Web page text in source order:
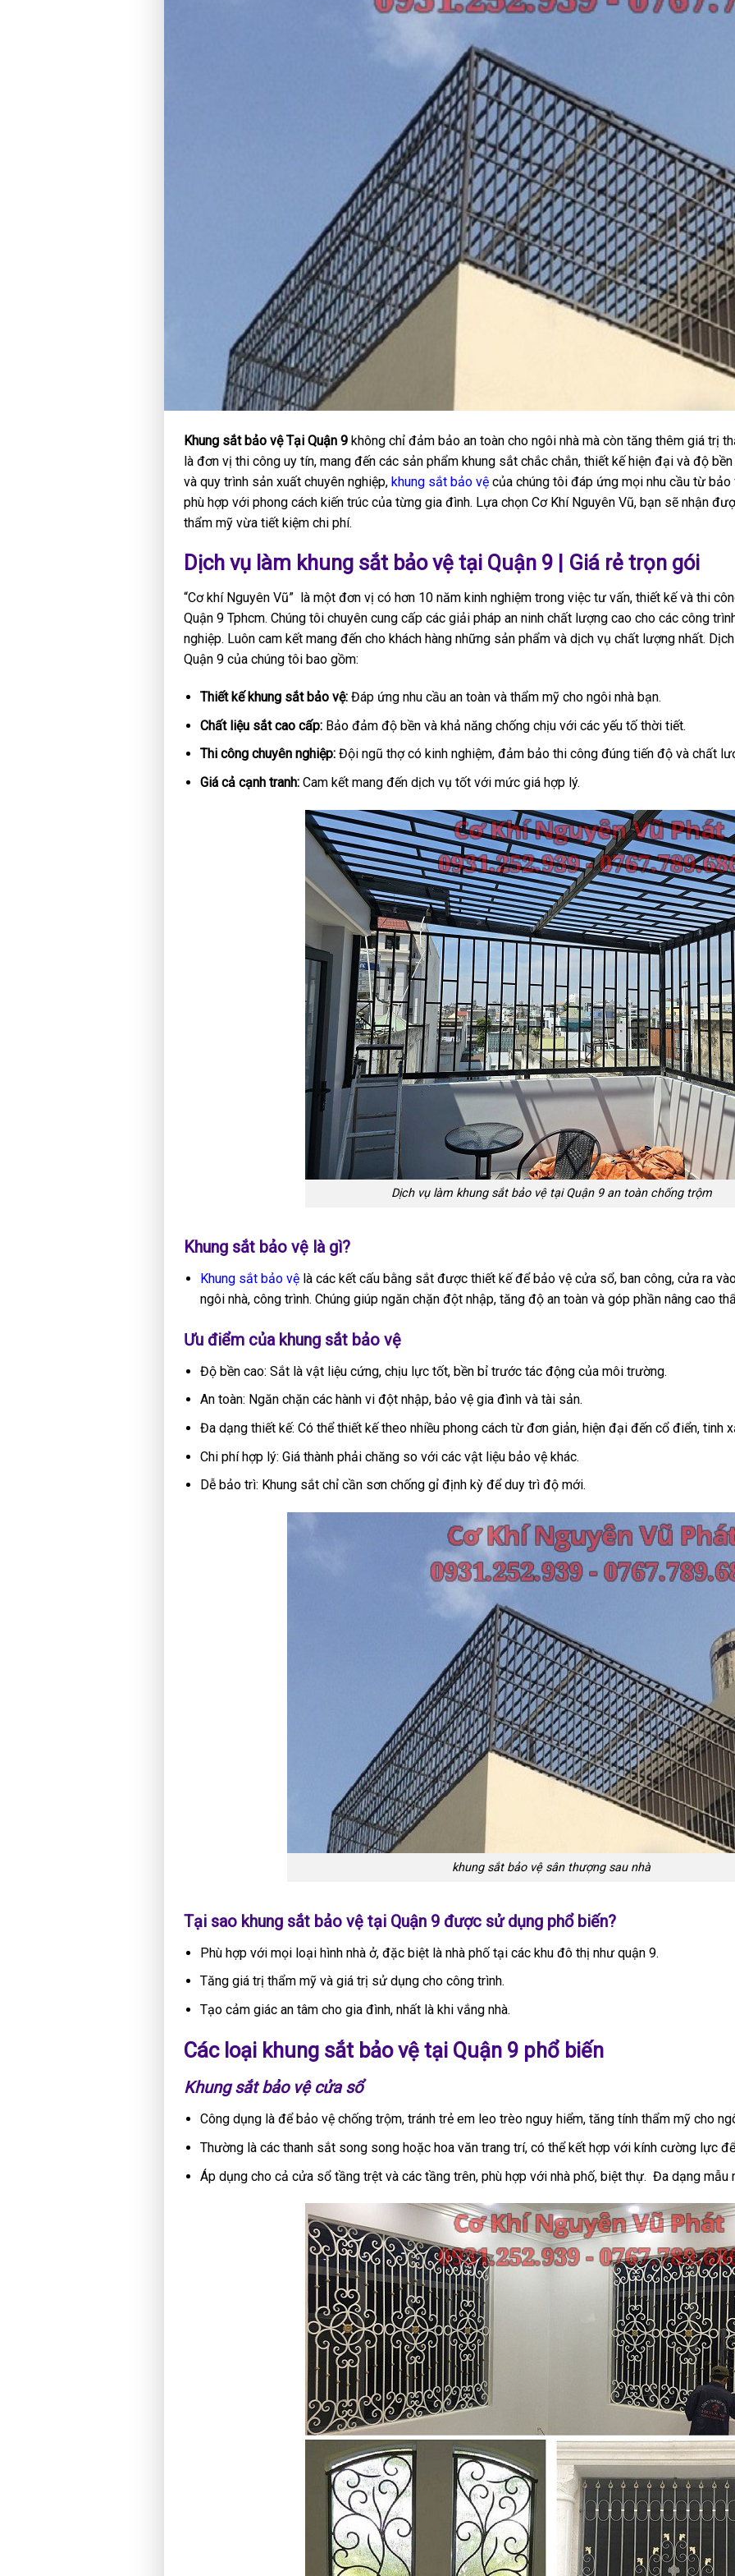
Khung sắt bảo vệ Tại Quận 9không chỉ đảm bảo an toàn cho ngôi nhà mà còn tăng thêm giá trị
là đơn vị thi công uy tín, mang đến các sản phẩm khung sắt chắc chắn, thiết kế hiện đại và độ
và quy trình sản xuất chuyên nghiệp, khung sắt bảo vệcủa chúng tôi đáp ứng mọi nhu cầu từ bảo
phù hợp với phong cách kiến trúc của từng gia đình. Lựa chọn Cơ Khí Nguyên Vũ, bạn sẽ nhận
thẩm mỹ vừa tiết kiệm chi phí.
Dịch vụ làm khung sắt bảo vệ tại Quận 9 | Giá rẻ trọn gói
“Cơ khí Nguyên Vũ” là một đơn vị có hơn 10 năm kinh nghiệm trong việc tư vấn, thiết kế và thi
Quận 9 Tphcm. Chúng tôi chuyên cung cấp các giải pháp an ninh chất lượng cao cho các công
nghiệp. Luôn cam kết mang đến cho khách hàng những sản phẩm và dịch vụ chất lượng nhất.
Quận 9 của chúng tôi bao gồm:
Thiết kế khung sắt bảo vệ: Đáp ứng nhu cầu an toàn và thẩm mỹ cho ngôi nhà bạn.
Chất liệu sắt cao cấp: Bảo đảm độ bền và khả năng chống chịu với các yếu tố thời tiết.
Thi công chuyên nghiệp: Đội ngũ thợ có kinh nghiệm, đảm bảo thi công đúng tiến độ và chất
Giá cả cạnh tranh: Cam kết mang đến dịch vụ tốt với mức giá hợp lý.
Dịch vụ làm khung sắt bảo vệ tại Quận 9 an toàn chống trộm
Khung sắt bảo vệ là gì?
Khung sắt bảo vệ là các kết cấu bằng sắt được thiết kế để bảo vệ cửa sổ, ban công, cửa ra
ngôi nhà, công trình. Chúng giúp ngăn chặn đột nhập, tăng độ an toàn và góp phần nâng cao
Ưu điểm của khung sắt bảo vệ
Độ bền cao: Sắt là vật liệu cứng, chịu lực tốt, bền bỉ trước tác động của môi trường.
An toàn: Ngăn chặn các hành vi đột nhập, bảo vệ gia đình và tài sản.
Đa dạng thiết kế: Có thể thiết kế theo nhiều phong cách từ đơn giản, hiện đại đến cổ điển, tinh
Chi phí hợp lý: Giá thành phải chăng so với các vật liệu bảo vệ khác.
Dễ bảo trì: Khung sắt chỉ cần sơn chống gỉ định kỳ để duy trì độ mới.
khung sắt bảo vệ sân thượng sau nhà
Tại sao khung sắt bảo vệ tại Quận 9 được sử dụng phổ biến?
Phù hợp với mọi loại hình nhà ở, đặc biệt là nhà phố tại các khu đô thị như quận 9.
Tăng giá trị thẩm mỹ và giá trị sử dụng cho công trình.
Tạo cảm giác an tâm cho gia đình, nhất là khi vắng nhà.
Các loại khung sắt bảo vệ tại Quận 9 phổ biến
Khung sắt bảo vệ cửa sổ
Công dụng là để bảo vệ chống trộm, tránh trẻ em leo trèo nguy hiểm, tăng tính thẩm mỹ cho
Thường là các thanh sắt song song hoặc hoa văn trang trí, có thể kết hợp với kính cường lực
Áp dụng cho cả cửa sổ tầng trệt và các tầng trên, phù hợp với nhà phố, biệt thự. Đa dạng mẫu